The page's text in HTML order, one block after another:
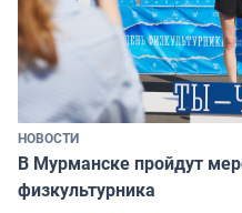
НОВОСТИ
В Мурманске пройдут
физкультурника